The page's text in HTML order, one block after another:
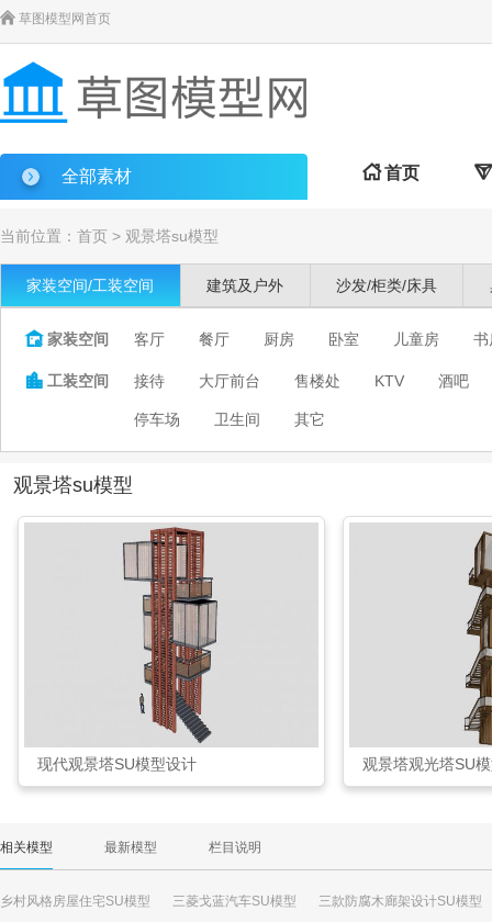
 草图模型网首页
全部素材 首页 
当前位置： 首页 > 观景塔su模型
家装空间/工装空间 建筑及户外 沙发/柜类/床具
家装空间 客厅 餐厅 厨房 卧室 儿童房 书
 工装空间 接待 大厅前台 售楼处 KTV 酒吧
停车场 卫生间 其它
观景塔su模型
现代观景塔SU模型设计 观景塔观光塔SU
相关模型 最新模型 栏目说明
乡村风格房屋住宅SU模型 三菱戈蓝汽车SU模型 三款防腐木廊架设计SU模型